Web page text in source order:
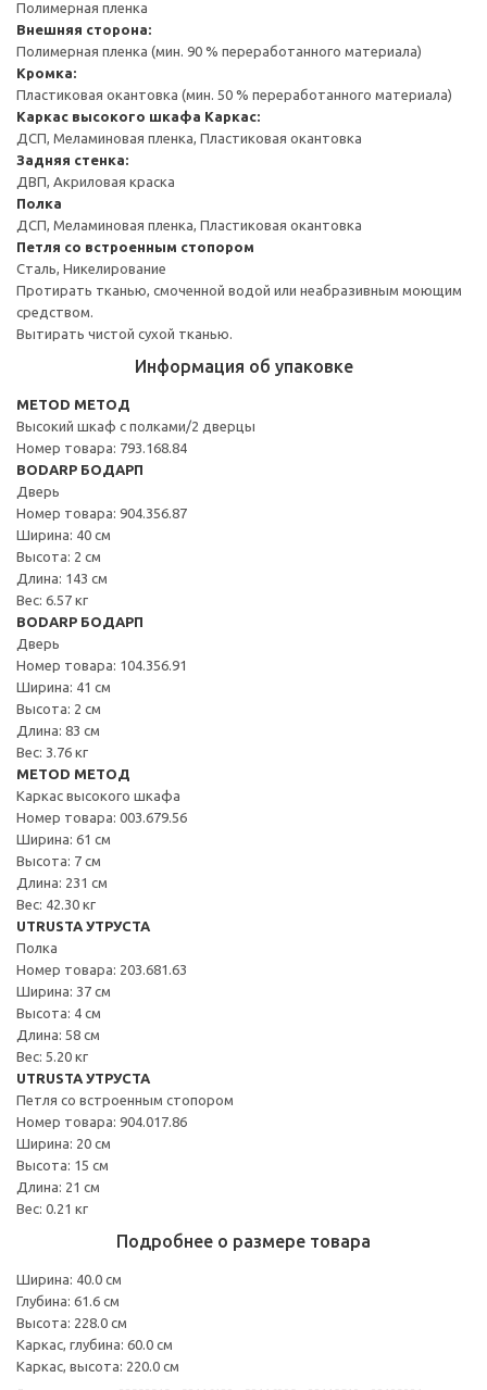
Полимерная пленка
Внешняя сторона:
Полимерная пленка (мин. 90 % переработанного материала)
Кромка:
Пластиковая окантовка (мин. 50 % переработанного материала)
Каркас высокого шкафа Каркас:
ДСП, Меламиновая пленка, Пластиковая окантовка
Задняя стенка:
ДВП, Акриловая краска
Полка
ДСП, Меламиновая пленка, Пластиковая окантовка
Петля со встроенным стопором
Сталь, Никелирование
Протирать тканью, смоченной водой или неабразивным моющим
средством.
Вытирать чистой сухой тканью.
Информация об упаковке
METOD МЕТОД
Высокий шкаф с полками/2 дверцы
Номер товара: 793.168.84
BODARP БОДАРП
Дверь
Номер товара: 904.356.87
Ширина: 40 см
Высота: 2 см
Длина: 143 см
Вес: 6.57 кг
BODARP БОДАРП
Дверь
Номер товара: 104.356.91
Ширина: 41 см
Высота: 2 см
Длина: 83 см
Вес: 3.76 кг
METOD МЕТОД
Каркас высокого шкафа
Номер товара: 003.679.56
Ширина: 61 см
Высота: 7 см
Длина: 231 см
Вес: 42.30 кг
UTRUSTA УТРУСТА
Полка
Номер товара: 203.681.63
Ширина: 37 см
Высота: 4 см
Длина: 58 см
Вес: 5.20 кг
UTRUSTA УТРУСТА
Петля со встроенным стопором
Номер товара: 904.017.86
Ширина: 20 см
Высота: 15 см
Длина: 21 см
Вес: 0.21 кг
Подробнее о размере товара
Ширина: 40.0 см
Глубина: 61.6 см
Высота: 228.0 см
Каркас, глубина: 60.0 см
Каркас, высота: 220.0 см